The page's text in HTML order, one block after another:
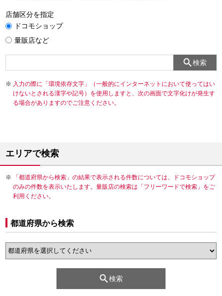
店舗区分を指定
ドコモショップ
量販店など
検索
入力の際に「環境依存文字」（一般的にインターネットにおいて使ってはい
けないとされる漢字や記号）を使用しますと、次の画面で文字化けが発生す
る場合がありますのでご注意ください。
エリアで検索
「都道府県から検索」の結果で表示される件数については、ドコモショップ
のみの件数を表示いたします。量販店の検索は「フリーワードで検索」をご
利用ください。
都道府県から検索
検索